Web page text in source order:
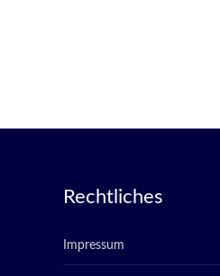
Rechtliches
Impressum